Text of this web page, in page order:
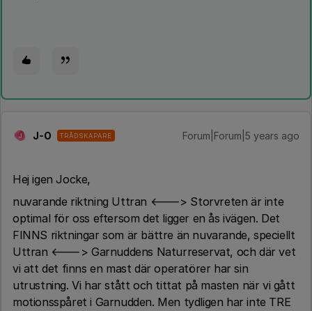
J J-O TRÅDSKAPARE Forum|Forum|5 years ago
Hej igen Jocke,
nuvarande riktning Uttran <---> Storvreten är inte
optimal för oss eftersom det ligger en ås ivägen. Det
FINNS riktningar som är bättre än nuvarande, speciellt
Uttran <---> Garnuddens Naturreservat, och där vet
vi att det finns en mast där operatörer har sin
utrustning. Vi har stått och tittat på masten när vi gått
motionsspåret i Garnudden. Men tydligen har inte TRE